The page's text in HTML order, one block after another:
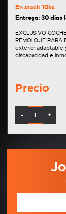
En stock10ks
Entrega: 30 días
EXCLUSIVO
REMOLQUE PARA BICICLETAS. El
exterior adaptable
discapacidad e
Precio
- +